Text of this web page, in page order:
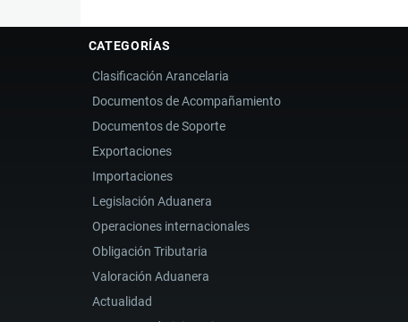
CATEGORÍAS
Clasificación Arancelaria
Documentos de Acompañamiento
Documentos de Soporte
Exportaciones
Importaciones
Legislación Aduanera
Operaciones internacionales
Obligación Tributaria
Valoración Aduanera
Actualidad